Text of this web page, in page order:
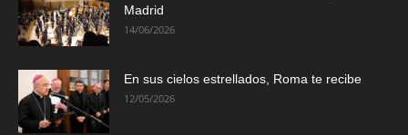
Madrid
14/06/2026
En sus cielos estrellados, Roma te recibe
12/05/2026